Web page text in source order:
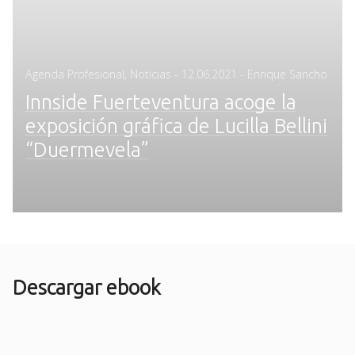
Agenda Profesional Noticias - Posted
12.06.2021 - Enrique Sancho
Innside Fuerteventura acoge la
exposición gráfica de Lucilla Bellini
“Duermevela”
Descargar ebook